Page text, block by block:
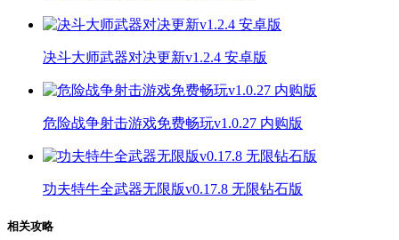
决斗大师武器对决更新v1.2.4 安卓版
危险战争射击游戏免费畅玩v1.0.27 内购版
功夫特牛全武器无限版v0.17.8 无限钻石版
相关攻略